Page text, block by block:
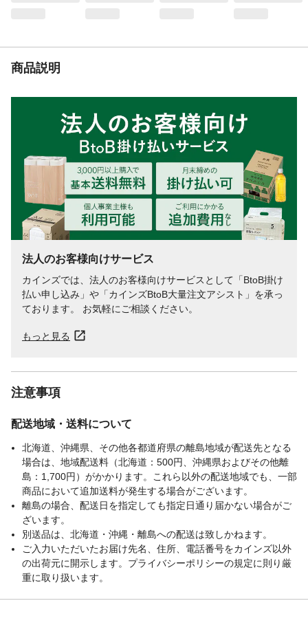
商品説明
法人のお客様向けサービス
カインズでは、法人のお客様向けサービスとして「BtoB掛け
払い申し込み」や「カインズBtoB大量注文アシスト」を承っ
ております。 お気軽にご相談ください。
もっと見る
注意事項
配送地域・送料について
北海道、沖縄県、その他各都道府県の離島地域が配送先となる
場合は、地域配送料（北海道：500円、沖縄県およびその他離
島：1,700円）がかかります。これら以外の配送地域でも、一部
商品において追加送料が発生する場合がございます。
離島の場合、配送日を指定しても指定日通り届かない場合がご
ざいます。
別送品は、北海道・沖縄・離島への配送は致しかねます。
ご入力いただいたお届け先名、住所、電話番号をカインズ以外
の出荷元に開示します。プライバシーポリシーの規定に則り厳
重に取り扱います。